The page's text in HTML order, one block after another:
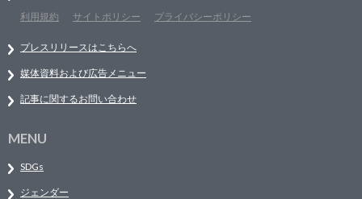
利用規約
サイトポリシー プライバシーポリシー
プレスリリースはこちらへ
媒体資料および広告メニュー
記事に関するお問い合わせ
MENU
SDGs
ジェンダー